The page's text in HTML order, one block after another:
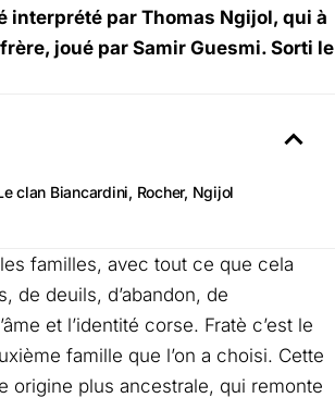
interprété par Thomas Ngijol, qui à
joué par Samir Guesmi. Sorti le
clan Biancardini, Rocher, Ngijol
familles, avec tout ce que cela
de deuils, d’abandon, de
et l’identité corse. Fratè c’est le
famille que l’on a choisi. Cette
origine plus ancestrale, qui remonte